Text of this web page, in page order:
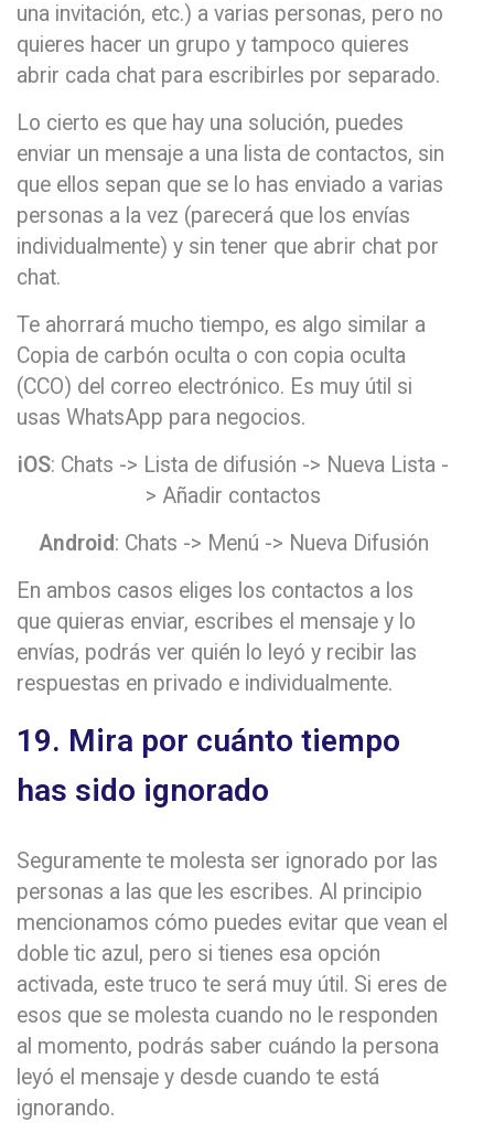
una invitación, etc.) a varias personas, pero no
quieres hacer un grupo y tampoco quieres
abrir cada chat para escribirles por separado.
Lo cierto es que hay una solución, puedes
enviar un mensaje a una lista de contactos, sin
que ellos sepan que se lo has enviado a varias
personas a la vez (parecerá que los envías
individualmente) y sin tener que abrir chat por
chat.
Te ahorrará mucho tiempo, es algo similar a
Copia de carbón oculta o con copia oculta
(CCO) del correo electrónico. Es muy útil si
usas WhatsApp para negocios.
iOS: Chats -> Lista de difusión -> Nueva Lista -
> Añadir contactos
Android: Chats -> Menú -> Nueva Difusión
En ambos casos eliges los contactos a los
que quieras enviar, escribes el mensaje y lo
envías, podrás ver quién lo leyó y recibir las
respuestas en privado e individualmente.
19. Mira por cuánto tiempo
has sido ignorado
Seguramente te molesta ser ignorado por las
personas a las que les escribes. Al principio
mencionamos cómo puedes evitar que vean el
doble tic azul, pero si tienes esa opción
activada, este truco te será muy útil. Si eres de
esos que se molesta cuando no le responden
al momento, podrás saber cuándo la persona
leyó el mensaje y desde cuando te está
ignorando.